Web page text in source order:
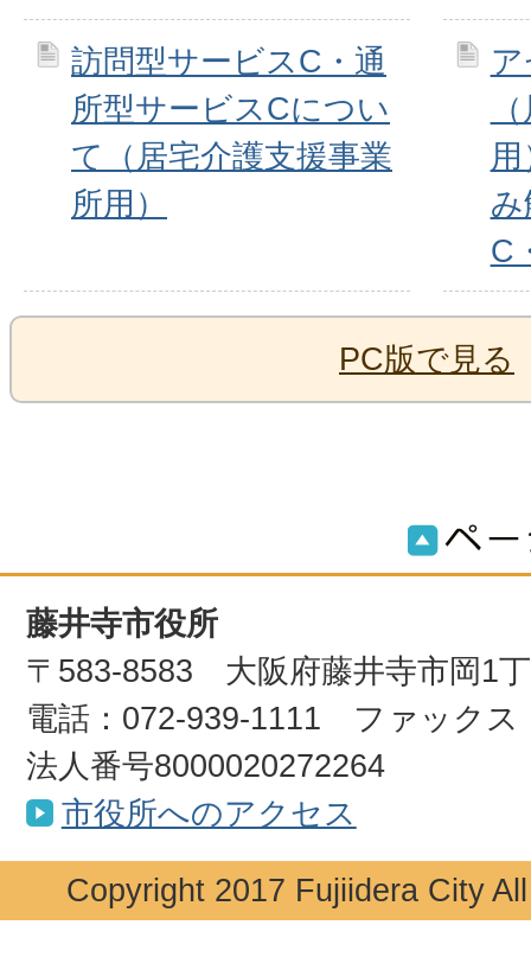
訪問型サービスC・通
所型サービスCについ
て（居宅介護支援事業
所用）
み
C
PC版で見る
藤井寺市役所
〒583-8583 大阪府藤井寺市岡1
電話：072-939-1111 ファックス
法人番号8000020272264
市役所へのアクセス
Copyright 2017 Fujiidera City